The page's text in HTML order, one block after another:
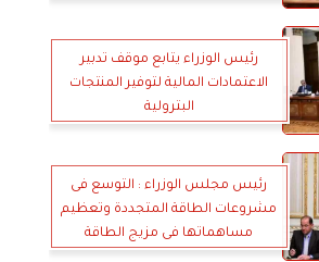
رئيس الوزراء يتابع موقف تدبير
الاعتمادات المالية لتوفير المنتجات
البترولية
رئيس مجلس الوزراء : التوسع فى
مشروعات الطاقة المتجددة وتعظيم
مساهماتها فى مزيج الطاقة